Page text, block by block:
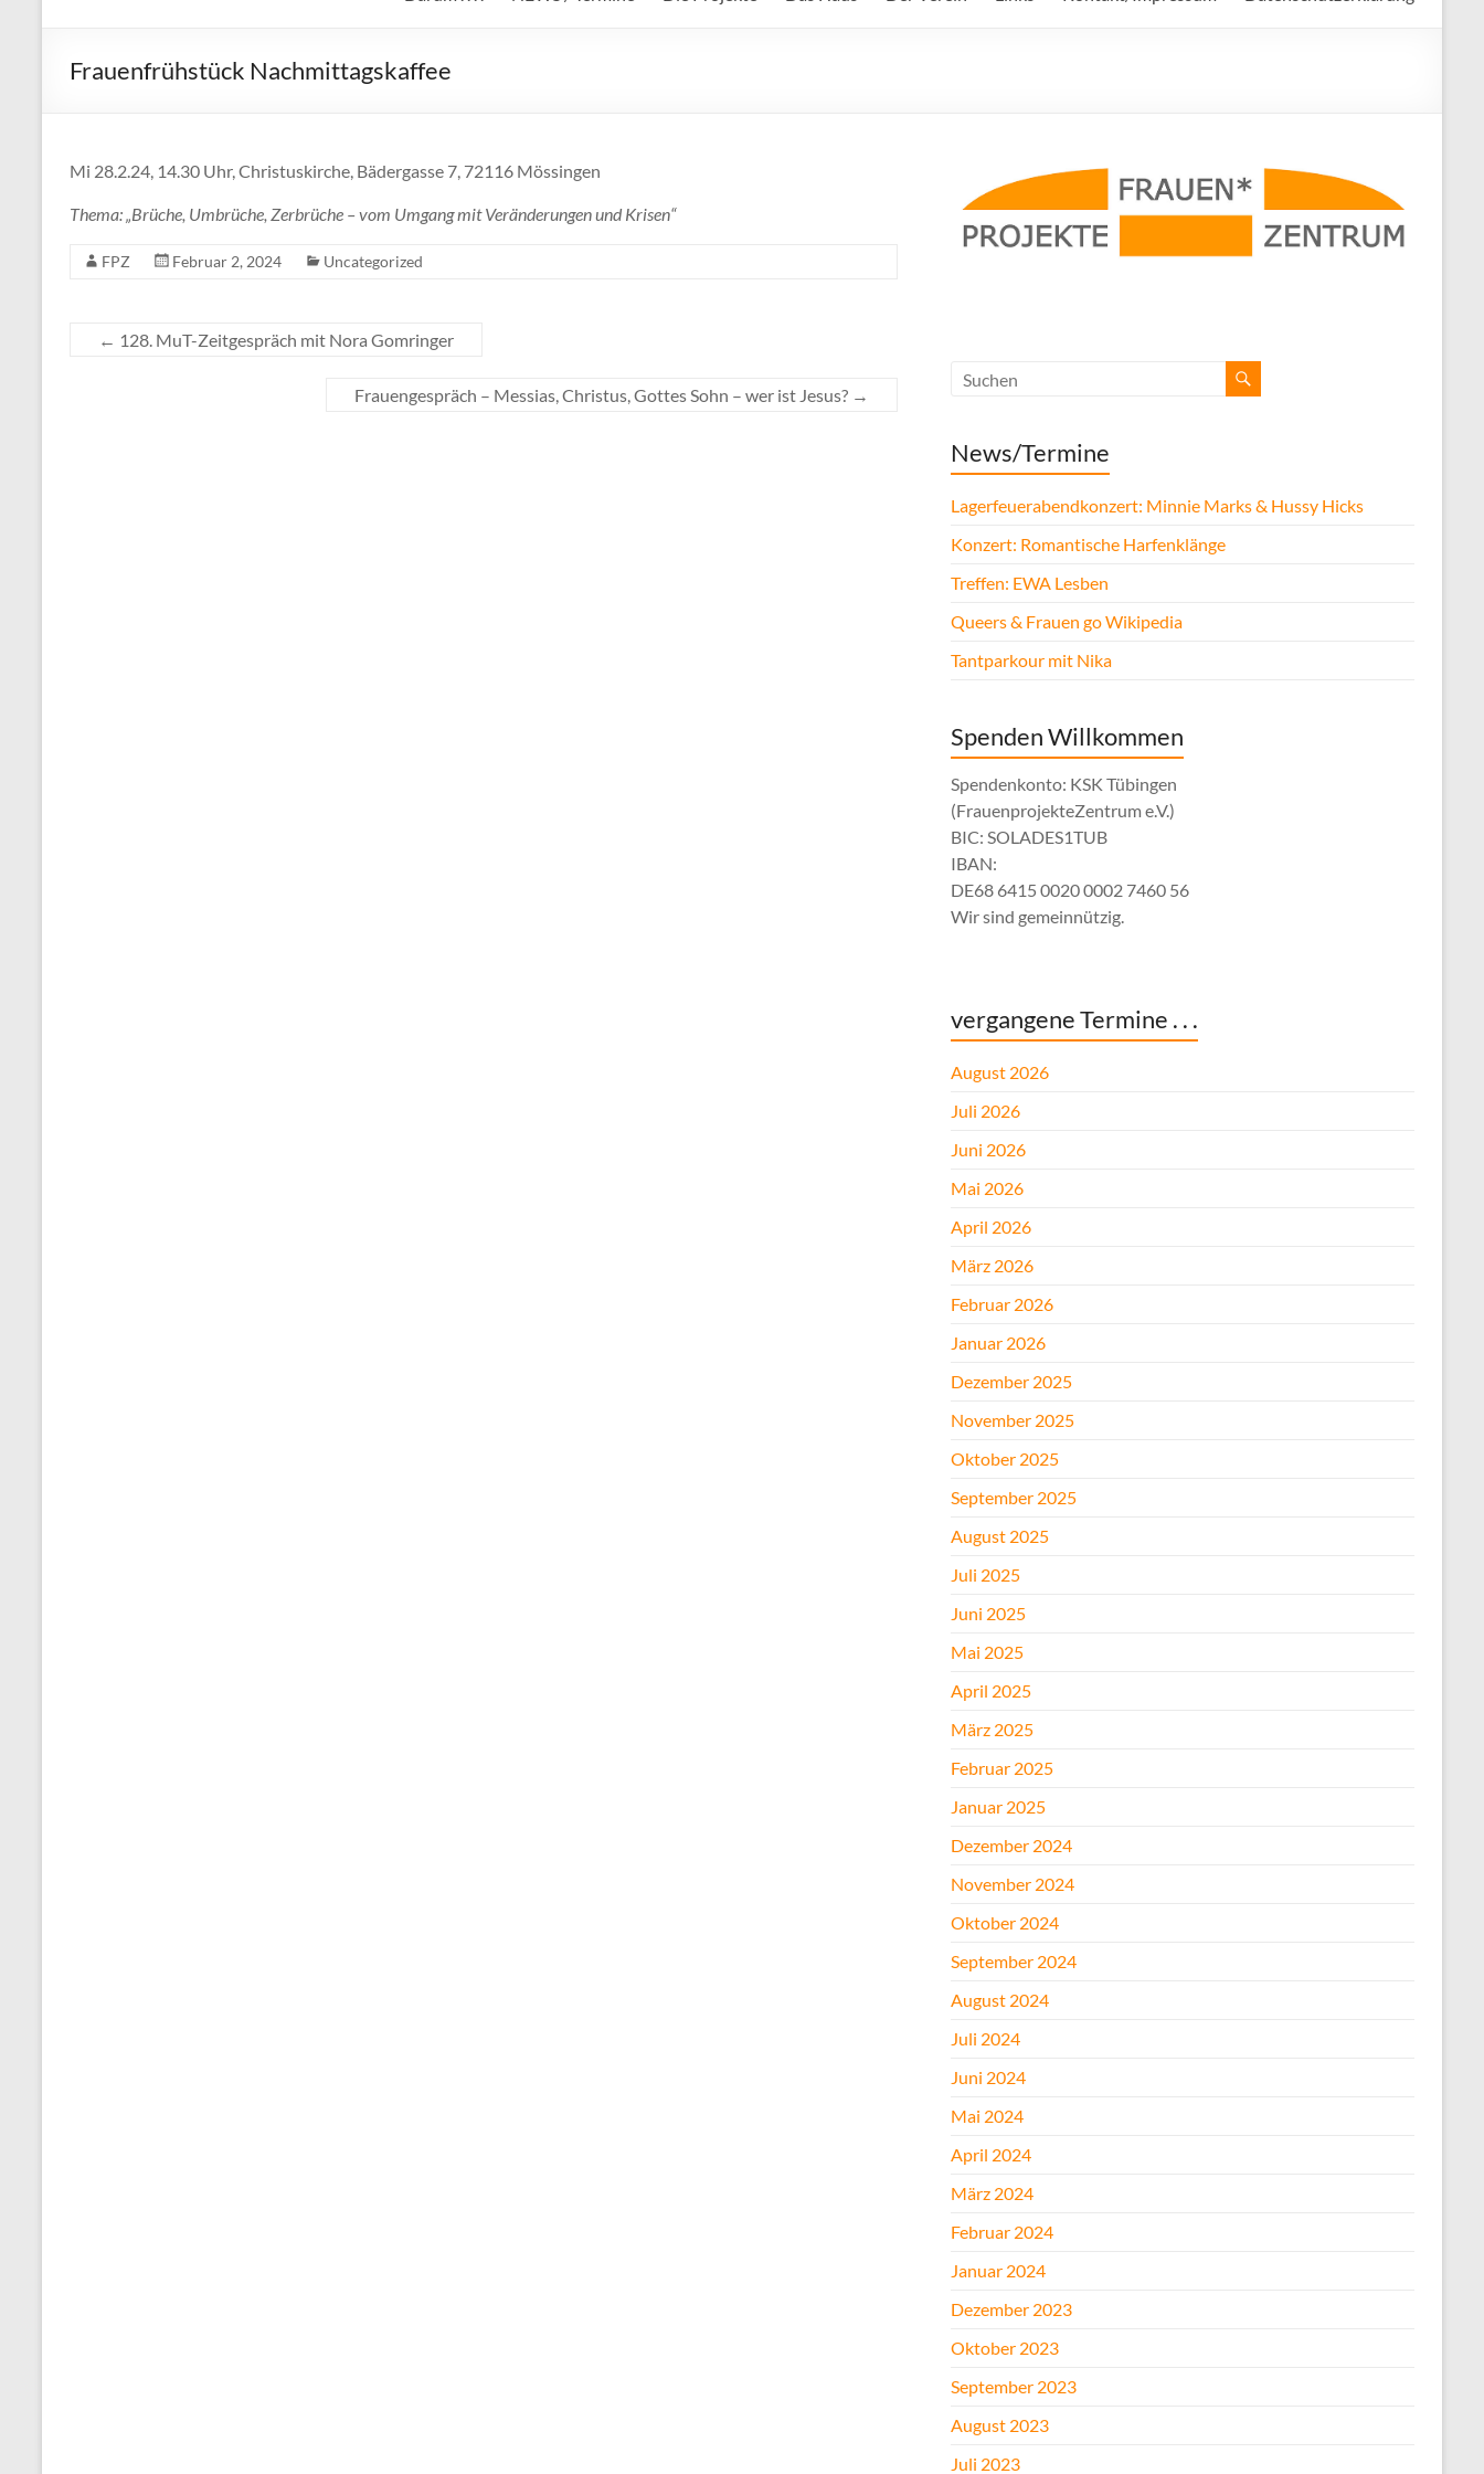
Frauenfrühstück Nachmittagskaffee
Mi 28.2.24, 14.30 Uhr, Christuskirche, Bädergasse 7, 72116 Mössingen
Thema: „Brüche, Umbrüche, Zerbrüche – vom Umgang mit Veränderungen und Krisen“
FPZ Februar 2, 2024 Uncategorized
← 128. MuT-Zeitgespräch mit Nora Gomringer
Frauengespräch – Messias, Christus, Gottes Sohn – wer ist Jesus? →
News/Termine
Lagerfeuerabendkonzert: Minnie Marks & Hussy Hicks
Konzert: Romantische Harfenklänge
Treffen: EWA Lesben
Queers & Frauen go Wikipedia
Tantparkour mit Nika
Spenden Willkommen
Spendenkonto: KSK Tübingen
(FrauenprojekteZentrum e.V.)
BIC: SOLADES1TUB
IBAN:
DE68 6415 0020 0002 7460 56
Wir sind gemeinnützig.
vergangene Termine . . .
August 2026
Juli 2026
Juni 2026
Mai 2026
April 2026
März 2026
Februar 2026
Januar 2026
Dezember 2025
November 2025
Oktober 2025
September 2025
August 2025
Juli 2025
Juni 2025
Mai 2025
April 2025
März 2025
Februar 2025
Januar 2025
Dezember 2024
November 2024
Oktober 2024
September 2024
August 2024
Juli 2024
Juni 2024
Mai 2024
April 2024
März 2024
Februar 2024
Januar 2024
Dezember 2023
Oktober 2023
September 2023
August 2023
Juli 2023